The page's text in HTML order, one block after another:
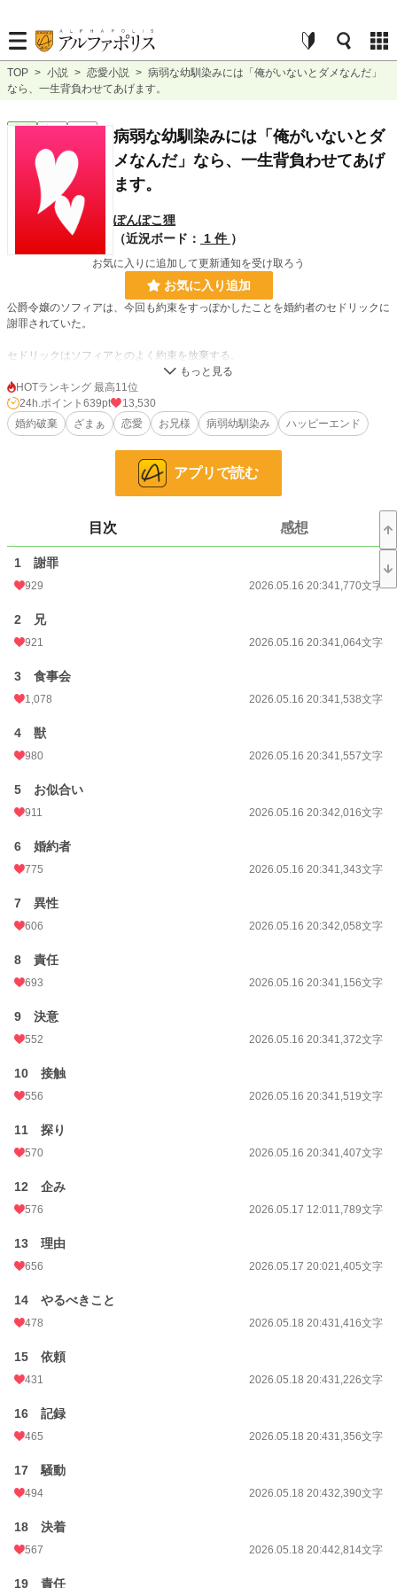
TOP > 小説 > 恋愛小説 > 病弱な幼馴染みには「俺がいないとダメなんだ」
なら、一生背負わせてあげます。
恋愛 完結 長編
病弱な幼馴染みには「俺がいないとダ
メなんだ」なら、一生背負わせてあげ
ます。
ぽんぽこ狸
（近況ボード：
1 件 ）
お気に入りに追加して更新通知を受け取ろう
お気に入り追加
公爵令嬢のソフィアは、今回も約束をすっぽかしたことを婚約者のセドリックに
謝罪されていた。
セドリックはソフィアとのよく約束を放棄する。
重要な社交や両家が話し合うなどの場面ではやらないくせに、ソフィアの心情的
に大切なお祝いなどでであえてすっぽかす。
そうして向かうのは病弱でかわいらしい幼なじみのパトリシアところである。
次こそは約束を守ると言う彼に、ソフィアは『誕生日の食事会』の誘いをかけ
そして、『ソフィアの成人祝いを兼ねた食事会後の、今後の話し合い』がセドリ
ック抜きで始まる。
誰もがその場に居ないセドリックの心を察し、ソフィアの提案でそんなに想って
いるならばパトリシアと結婚させてあげることが決まる。
しかしそのパトリシアは両親が困り果てるほど、身内には苛烈な一面を持ってい
他サイトにもアップしています。
お気に入り
24h.ポイント
文字数
更新日時
初回公開日時
初回完結日時
月間ポイント
HOTランキング 最高11位
24h.ポイント 639pt
13,530
婚約破棄
ざまぁ 恋愛 お兄様 病弱幼馴染み ハッピーエンド
アプリで読む
目次 感想
1 謝罪
929 2026.05.16 20:341,770文字
2 兄
921 2026.05.16 20:341,064文字
3 食事会
1,078 2026.05.16 20:341,538文字
4 獣
980 2026.05.16 20:341,557文字
5 お似合い
911 2026.05.16 20:342,016文字
6 婚約者
775 2026.05.16 20:341,343文字
7 異性
606 2026.05.16 20:342,058文字
8 責任
693 2026.05.16 20:341,156文字
9 決意
552 2026.05.16 20:341,372文字
10 接触
556 2026.05.16 20:341,519文字
11 探り
570 2026.05.16 20:341,407文字
12 企み
576 2026.05.17 12:011,789文字
13 理由
656 2026.05.17 20:021,405文字
14 やるべきこと
478 2026.05.18 20:431,416文字
15 依頼
431 2026.05.18 20:431,226文字
16 記録
465 2026.05.18 20:431,356文字
17 騒動
494 2026.05.18 20:432,390文字
18 決着
567 2026.05.18 20:442,814文字
19 責任